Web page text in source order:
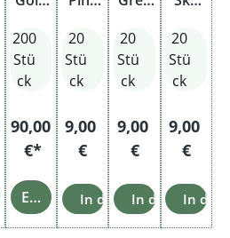
nic
Blend
Stang
200
Stü
ck
90,00
€*
Einzelheiten
nic
Blend
20
Stü
ck
Regulärer Preis:
9,00
€
In den Warenkorb
Orga
nic
Blend
20
Stü
ck
Regulärer
9,00
€
In den
nic
Blend
20
Stü
ck
9,00
€
In den